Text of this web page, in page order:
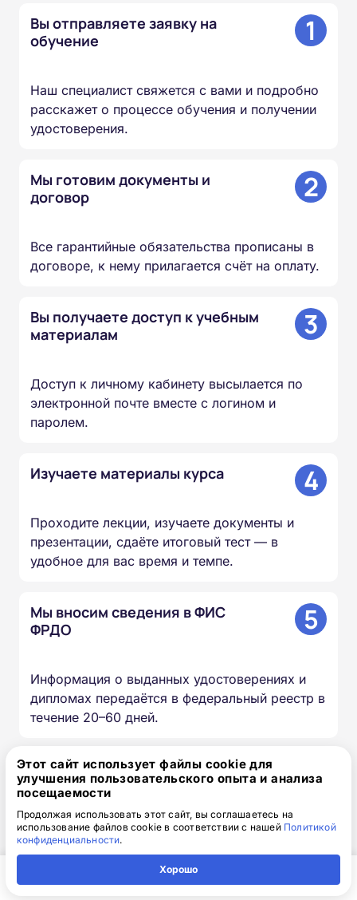
Вы отправляете заявку на
обучение
1
Наш специалист свяжется с вами и подробно
расскажет о процессе обучения и получении
удостоверения.
Мы готовим документы и
договор
2
Все гарантийные обязательства прописаны в
договоре, к нему прилагается счёт на оплату.
Вы получаете доступ к учебным
материалам
3
Доступ к личному кабинету высылается по
электронной почте вместе с логином и
паролем.
Изучаете материалы курса 4
Проходите лекции, изучаете документы и
презентации, сдаёте итоговый тест — в
удобное для вас время и темпе.
Мы вносим сведения в ФИС
ФРДО
5
Информация о выданных удостоверениях и
дипломах передаётся в федеральный реестр в
течение 20–60 дней.
Вы получаете оригиналы
документов
6
Скан-копии направляем на почту в день
окончания курса, оригиналы доставляем
Почтой России бесплатно.
Этот сайт использует файлы cookie для
улучшения пользовательского опыта и анализа
посещаемости
Продолжая использовать этот сайт, вы соглашаетесь на
использование файлов cookie в соответствии с нашей Политикой
конфиденциальности.
Хорошо